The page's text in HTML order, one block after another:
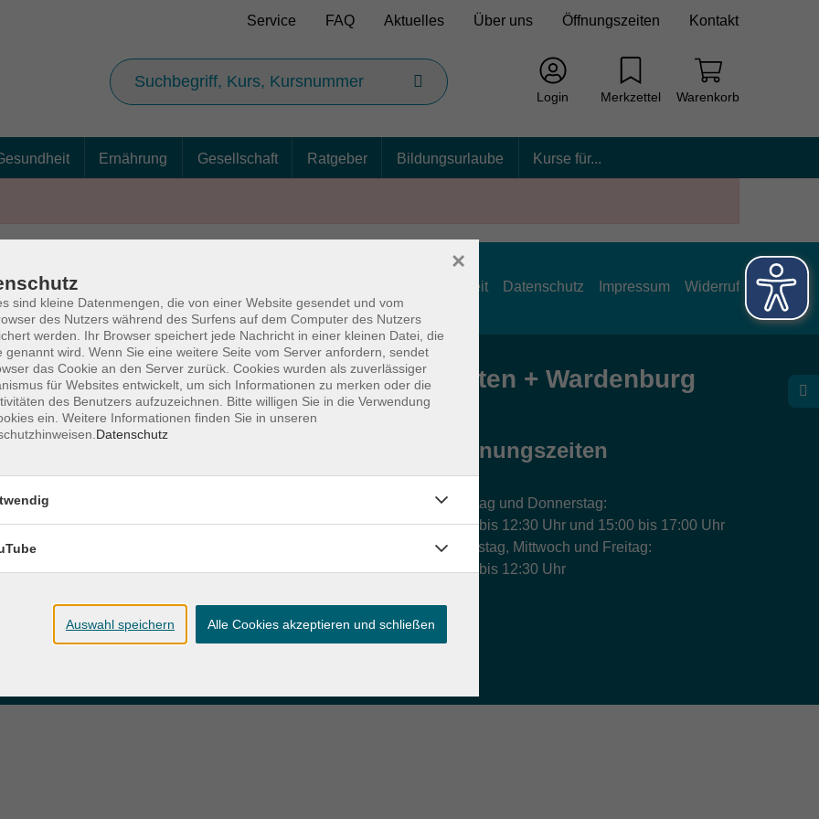
Service FAQ Aktuelles Über uns Öffnungszeiten Kontakt
Login Merkzettel Warenkorb
Ernährung Gesellschaft Ratgeber Bildungsurlaube Kurse für...
Barrierefreiheit Datenschutz Impressum Widerruf
und Donnerstag:
Volkshochschule Hatten + Wardenburg
26203 Wardenburg
Öffnungszeiten
Montag und Donnerstag:
9:00 bis 12:30 Uhr und 15:00 bis 17:00 Uhr
Dienstag, Mittwoch und Freitag:
9:00 bis 12:30 Uhr
sind kleine Datenmengen, die von einer Website gesendet und vom
des Nutzers während des Surfens auf dem Computer des Nutzers
werden. Ihr Browser speichert jede Nachricht in einer kleinen Datei, die
genannt wird. Wenn Sie eine weitere Seite vom Server anfordern, sendet
das Cookie an den Server zurück. Cookies wurden als zuverlässiger
für Websites entwickelt, um sich Informationen zu merken oder die
des Benutzers aufzuzeichnen. Bitte willigen Sie in die Verwendung
ein. Weitere Informationen finden Sie in unseren
Datenschutz
×
Auswahl speichern Alle Cookies akzeptieren und schließen